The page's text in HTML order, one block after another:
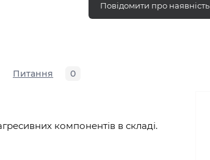
Повідомити про наявність
Питання 0
компонентів в складі.